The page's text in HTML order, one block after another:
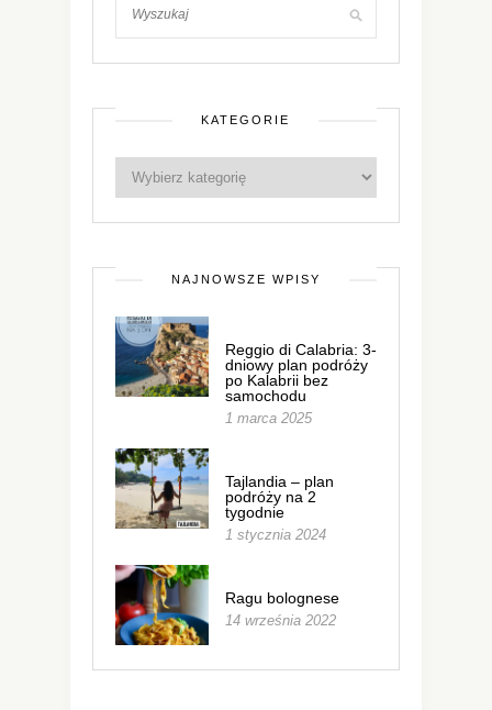
KATEGORIE
NAJNOWSZE WPISY
Reggio di Calabria: 3-
dniowy plan podróży
po Kalabrii bez
samochodu
1 marca 2025
Tajlandia – plan
podróży na 2
tygodnie
1 stycznia 2024
Ragu bolognese
14 września 2022